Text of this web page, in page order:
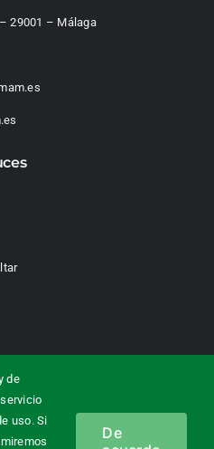
29001 – Málaga
Área de Málaga |
Política de privacidad|
de
uso. Si
De